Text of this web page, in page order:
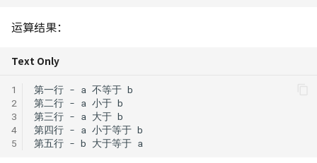
运算结果：
Text Only
1
2
3
4
5